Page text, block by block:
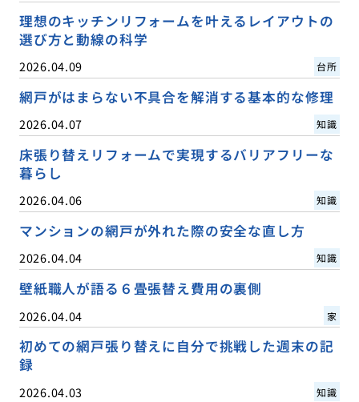
理想のキッチンリフォームを叶えるレイアウトの
選び方と動線の科学
2026.04.09 台所
網戸がはまらない不具合を解消する基本的な修理
2026.04.07 知識
床張り替えリフォームで実現するバリアフリーな
暮らし
2026.04.06 知識
マンションの網戸が外れた際の安全な直し方
2026.04.04 知識
壁紙職人が語る６畳張替え費用の裏側
2026.04.04 家
初めての網戸張り替えに自分で挑戦した週末の記
録
2026.04.03 知識